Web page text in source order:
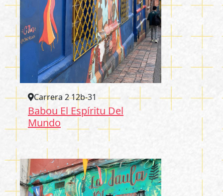
Carrera 2 12b-31
Babou El Espíritu Del
Mundo